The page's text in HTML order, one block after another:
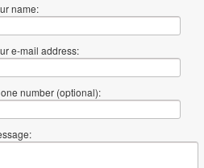
name:
e-mail address:
number (optional):